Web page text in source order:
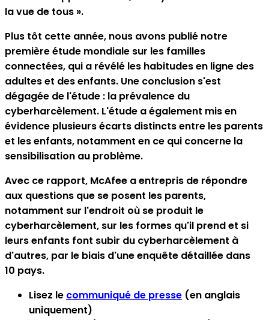
la vue de tous ».
Plus tôt cette année, nous avons publié notre
première étude mondiale sur les familles
connectées, qui a révélé les habitudes en ligne des
adultes et des enfants. Une conclusion s'est
dégagée de l'étude : la prévalence du
cyberharcèlement. L'étude a également mis en
évidence plusieurs écarts distincts entre les parents
et les enfants, notamment en ce qui concerne la
sensibilisation au problème.
Avec ce rapport, McAfee a entrepris de répondre
aux questions que se posent les parents,
notamment sur l'endroit où se produit le
cyberharcèlement, sur les formes qu'il prend et si
leurs enfants font subir du cyberharcèlement à
d'autres, par le biais d'une enquête détaillée dans
10 pays.
Lisez le communiqué de presse (en anglais
uniquement)